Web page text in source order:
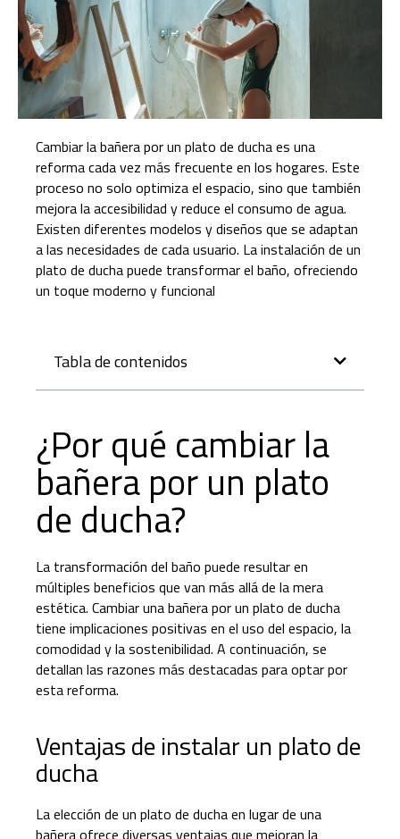
Cambiar la bañera por un plato de ducha es una
reforma cada vez más frecuente en los hogares. Este
proceso no solo optimiza el espacio, sino que también
mejora la accesibilidad y reduce el consumo de agua.
Existen diferentes modelos y diseños que se adaptan
a las necesidades de cada usuario. La instalación de un
plato de ducha puede transformar el baño, ofreciendo
un toque moderno y funcional
Tabla de contenidos
¿Por qué cambiar la
bañera por un plato
de ducha?
La transformación del baño puede resultar en
múltiples beneficios que van más allá de la mera
estética. Cambiar una bañera por un plato de ducha
tiene implicaciones positivas en el uso del espacio, la
comodidad y la sostenibilidad. A continuación, se
detallan las razones más destacadas para optar por
esta reforma.
Ventajas de instalar un plato de
ducha
La elección de un plato de ducha en lugar de una
bañera ofrece diversas ventajas que mejoran la